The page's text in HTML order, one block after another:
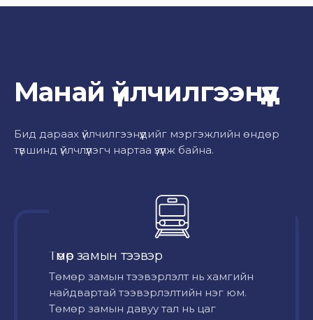
Манай үйлчилгээнүүд
Бид дараах үйлчилгээнүүдийг мэргэжлийн өндөр
түвшинд үйлчлүүлэгч нартаа үзүүлж байна.
Төмөр замын тээвэр
Төмөр замын тээвэрлэлт нь хамгийн
найдвартай тээвэрлэлтийн нэг юм.
Төмөр замын давуу тал нь цаг